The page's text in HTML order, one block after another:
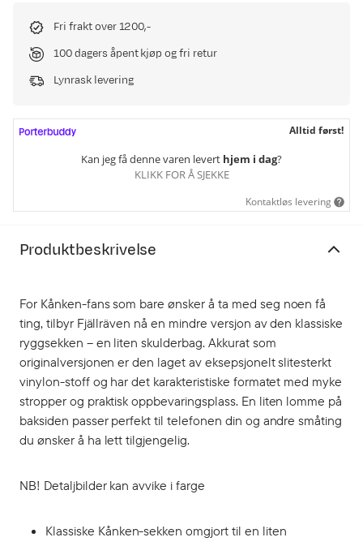
Fri frakt over 1200,-
100 dagers åpent kjøp og fri retur
Lynrask levering
Alltid først!
Kan jeg få denne varen levert hjem i dag?
KLIKK FOR Å SJEKKE
Kontaktløs levering
Produktbeskrivelse
For Kånken-fans som bare ønsker å ta med seg noen få
ting, tilbyr Fjällräven nå en mindre versjon av den klassiske
ryggsekken – en liten skulderbag. Akkurat som
originalversjonen er den laget av eksepsjonelt slitesterkt
vinylon-stoff og har det karakteristiske formatet med myke
stropper og praktisk oppbevaringsplass. En liten lomme på
baksiden passer perfekt til telefonen din og andre småting
du ønsker å ha lett tilgjengelig.
NB! Detaljbilder kan avvike i farge
Klassiske Kånken-sekken omgjort til en liten